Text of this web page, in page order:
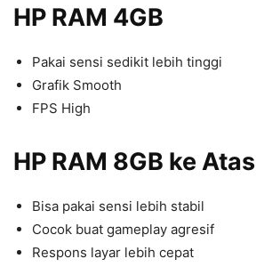
HP RAM 4GB
Pakai sensi sedikit lebih tinggi
Grafik Smooth
FPS High
HP RAM 8GB ke Atas
Bisa pakai sensi lebih stabil
Cocok buat gameplay agresif
Respons layar lebih cepat